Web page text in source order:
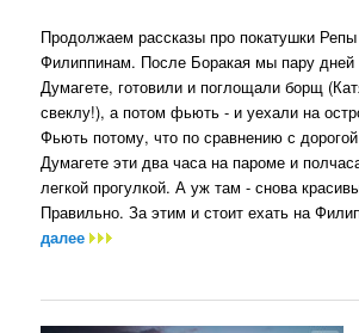
Продолжаем рассказы про покатушки
Филиппинам. После Боракая мы пару дней
Думагете, готовили и поглощали борщ
свеклу!), а потом фьють - и уехали на
Фьють потому, что по сравнению с
Думагете эти два часа на пароме и
легкой прогулкой. А уж там - снова
Правильно. За этим и стоит ехать на
далее